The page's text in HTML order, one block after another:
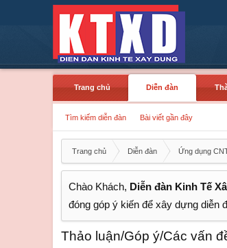
Trang chủ
Diễn đàn
Tìm kiếm diễn đàn Bài viết gần đây
Trang chủ Diễn đàn Ứng dụng
Chào Khách, Diễn đàn Kinh Tế
đóng góp ý kiến để xây dựng diễn
Thảo luận/Góp ý/Các vấn